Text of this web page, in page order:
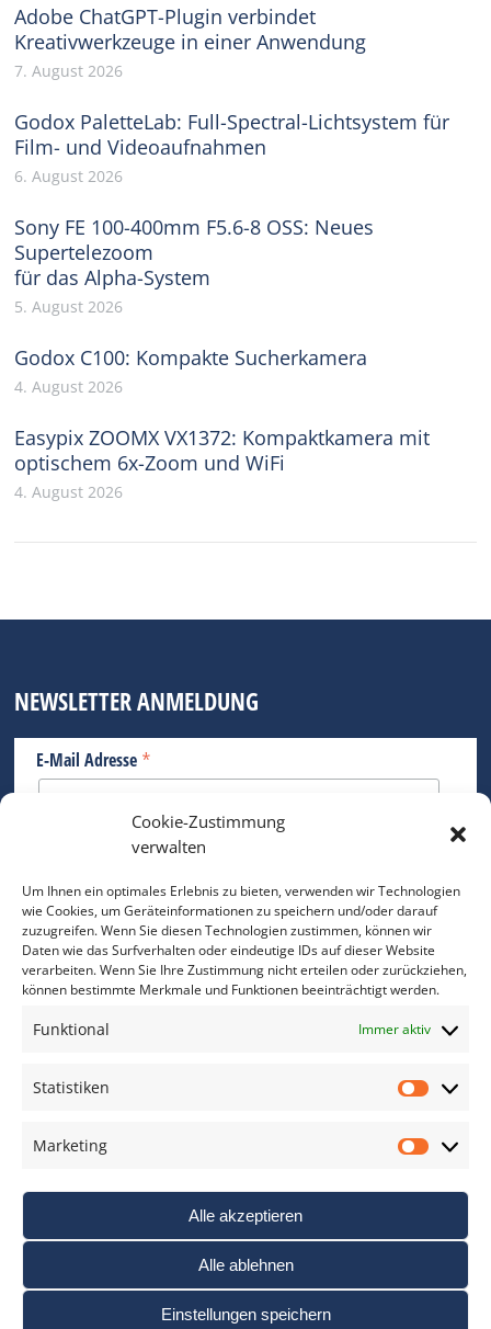
Cookie-Zustimmung
verwalten
Um Ihnen ein optimales Erlebnis zu bieten, verwenden wir Technologien
wie Cookies, um Geräteinformationen zu speichern und/oder darauf
zuzugreifen. Wenn Sie diesen Technologien zustimmen, können wir
Daten wie das Surfverhalten oder eindeutige IDs auf dieser Website
verarbeiten. Wenn Sie Ihre Zustimmung nicht erteilen oder zurückziehen,
können bestimmte Merkmale und Funktionen beeinträchtigt werden.
Funktional Immer aktiv
Statistiken
Marketing
Alle akzeptieren
Alle ablehnen
Einstellungen speichern
Adobe ChatGPT-Plugin verbindet
Kreativwerkzeuge in einer Anwendung
7. August 2026
Godox PaletteLab: Full-Spectral-Lichtsystem für
Film- und Videoaufnahmen
6. August 2026
Sony FE 100-400mm F5.6-8 OSS: Neues
Supertelezoom
für das Alpha-System
5. August 2026
Godox C100: Kompakte Sucherkamera
4. August 2026
Easypix ZOOMX VX1372: Kompaktkamera mit
optischem 6x-Zoom und WiFi
4. August 2026
NEWSLETTER ANMELDUNG
E-Mail Adresse *
Bitte geben Sie Ihre E-Mail Adresse ein.
*